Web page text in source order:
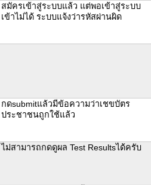
สมัครเข้าสู่ระบบแล้ว แต่พอเข้าสู่ระบบ
เข้าไม่ได้ ระบบแจ้งว่ารหัสผ่านผิด
กดsubmitแล้วมีข้อความว่าเชขบัตร
ประชาชนถูกใช้แล้ว
ไม่สามารถกดดูผล Test Resultsได้ครับ